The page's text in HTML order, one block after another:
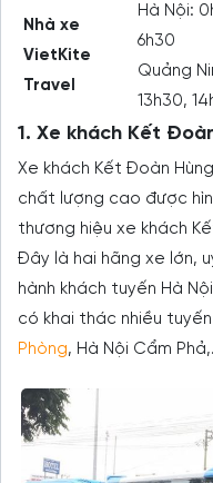
Nhà xe
VietKite
Travel
Hà Nội:
6h30
Quảng
13h30,
1. Xe khách Kết
Xe khách Kết Đoàn
chất lượng cao được
thương hiệu xe khách
Đây là hai hãng xe lớn,
hành khách tuyến Hà
có khai thác nhiều
Phòng, Hà Nội Cẩm